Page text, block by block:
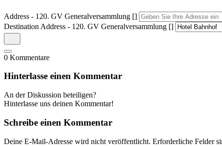
Address - 120. GV Generalversammlung []
Destination Address - 120. GV Generalversammlung []
0 Kommentare
Hinterlasse einen Kommentar
An der Diskussion beteiligen?
Hinterlasse uns deinen Kommentar!
Schreibe einen Kommentar
Deine E-Mail-Adresse wird nicht veröffentlicht. Erforderliche Felder